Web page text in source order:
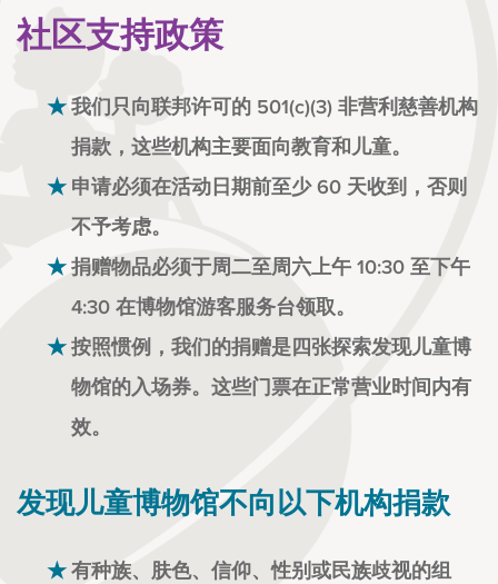
社区支持政策
我们只向联邦许可的 501(c)(3) 非营利慈善机构
捐款，这些机构主要面向教育和儿童。
申请必须在活动日期前至少 60 天收到，否则
不予考虑。
捐赠物品必须于周二至周六上午 10:30 至下午
4:30 在博物馆游客服务台领取。
按照惯例，我们的捐赠是四张探索发现儿童博
物馆的入场券。这些门票在正常营业时间内有
效。
发现儿童博物馆不向以下机构捐款
有种族、肤色、信仰、性别或民族歧视的组